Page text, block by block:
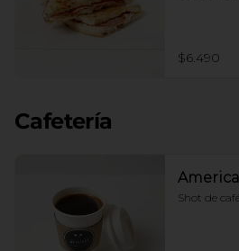
$6.490
Cafetería
Shot de